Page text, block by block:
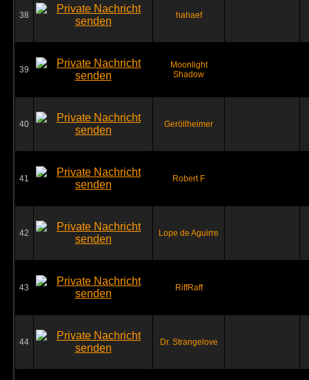
38 hahaef
39
Moonlight
Shadow
40 Geröllheimer
41 Robert F
42 Lope de Aguirre
43 RiffRaff
44 Dr. Strangelove